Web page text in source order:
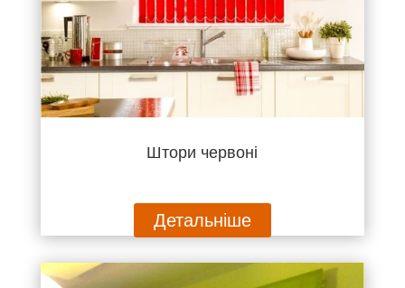
Штори червоні
Детальніше